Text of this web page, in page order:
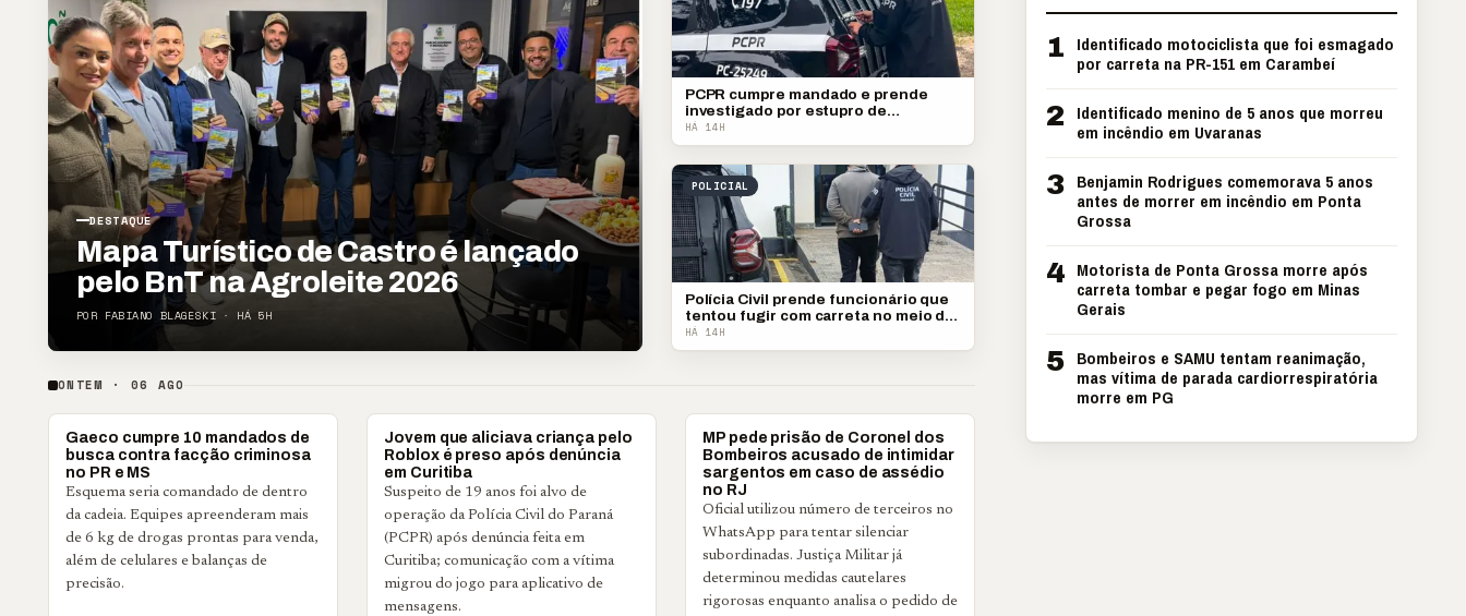
DESTAQUE
Mapa Turístico de Castro é lançado
pelo BnT na Agroleite 2026
POR FABIANO BLAGESKI · HÁ 5H
PCPR cumpre mandado e prende
investigado por estupro de
vulnerável
HÁ 14H
POLICIAL
Polícia Civil prende funcionário que
tentou fugir com carreta no meio da
madrugada
HÁ 14H
ONTEM · 06 AGO
POLICIAL
Gaeco cumpre 10 mandados de
busca contra facção criminosa
no PR e MS
Esquema seria comandado de dentro
da cadeia. Equipes apreenderam mais
de 6 kg de drogas prontas para venda,
além de celulares e balanças de
precisão.
POLICIAL
Jovem que aliciava criança pelo
Roblox é preso após denúncia
em Curitiba
Suspeito de 19 anos foi alvo de
operação da Polícia Civil do Paraná
(PCPR) após denúncia feita em
Curitiba; comunicação com a vítima
migrou do jogo para aplicativo de
mensagens.
POLICIAL
MP pede prisão de Coronel dos
Bombeiros acusado de intimidar
sargentos em caso de assédio
no RJ
Oficial utilizou número de terceiros no
WhatsApp para tentar silenciar
subordinadas. Justiça Militar já
determinou medidas cautelares
rigorosas enquanto analisa o pedido de
1
Identificado motociclista que foi esmagado
por carreta na PR-151 em Carambeí
2
Identificado menino de 5 anos que morreu
em incêndio em Uvaranas
3 Benjamin Rodrigues comemorava 5 anos
antes de morrer em incêndio em Ponta
Grossa
4 Motorista de Ponta Grossa morre após
carreta tombar e pegar fogo em Minas
Gerais
5 Bombeiros e SAMU tentam reanimação,
mas vítima de parada cardiorrespiratória
morre em PG